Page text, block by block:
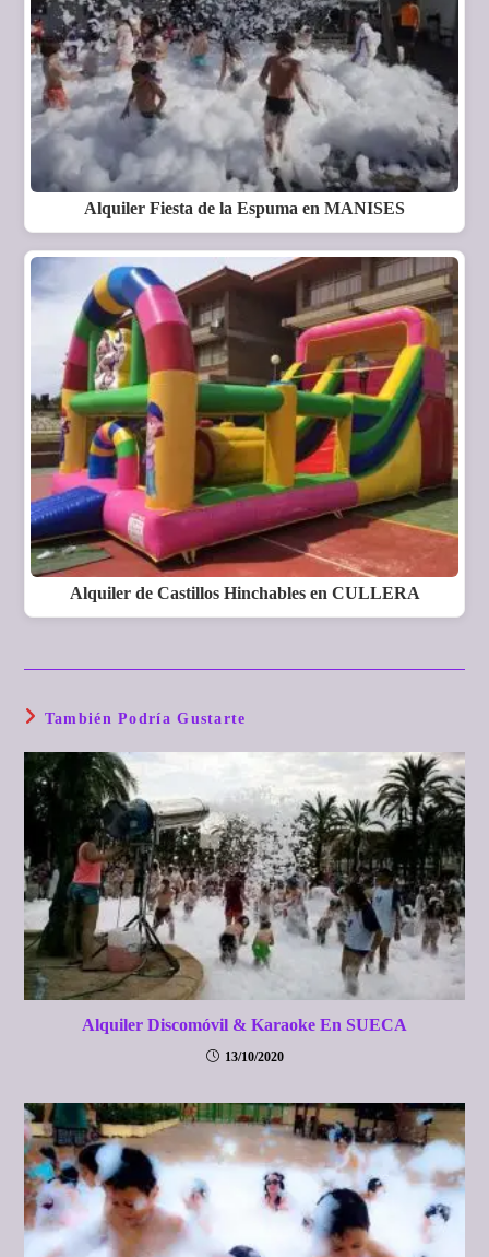
Alquiler Fiesta de la Espuma en MANISES
Alquiler de Castillos Hinchables en CULLERA
También Podría Gustarte
Alquiler Discomóvil & Karaoke En SUECA
13/10/2020